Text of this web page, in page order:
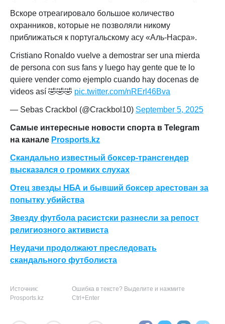
Вскоре отреагировало большое количество
охранников, которые не позволяли никому
приближаться к португальскому асу «Аль-Насра».
Cristiano Ronaldo vuelve a demostrar ser una mierda
de persona con sus fans y luego hay gente que te lo
quiere vender como ejemplo cuando hay docenas de
videos así 🤣🤣🤣 pic.twitter.com/nRErl46Bva
— Sebas Crackbol (@Crackbol10) September 5, 2025
Самые интересные новости спорта в Telegram
на канале Prosports.kz
Скандально известный боксер-трансгендер
высказался о громких слухах
Отец звезды НБА и бывший боксер арестован за
попытку убийства
Звезду футбола расистски разнесли за репост
религиозного активиста
Неудачи продолжают преследовать
скандального футболиста
Источник:
Prosports.kz
Ошибка в тексте? Выделите и нажмите
Ctrl+Enter